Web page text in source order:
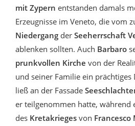
mit Zypern entstanden damals
Erzeugnisse im Veneto, die vom
Niedergang der Seeherrschaft
ablenken sollten. Auch Barbaro
prunkvollen Kirche von der
und seiner Familie ein prächtiges
ließ an der Fassade
er teilgenommen hatte, während
des Kretakrieges von Francesco